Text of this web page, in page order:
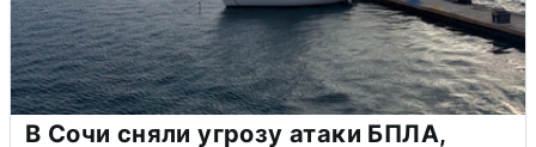
В Сочи сняли угрозу атаки БПЛА,